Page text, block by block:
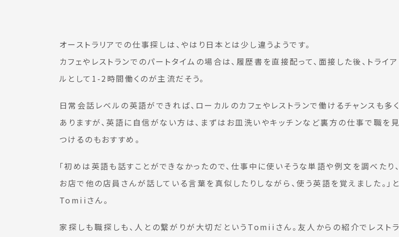
オーストラリアでの仕事探しは、やはり日本とは少し違うようです。
カフェやレストランでのパートタイムの場合は、履歴書を直接配って、面接した後、トライア
ルとして1-2時間働くのが主流だそう。
日常会話レベルの英語ができれば、ローカルのカフェやレストランで働けるチャンスも多く
ありますが、英語に自信がない方は、まずはお皿洗いやキッチンなど裏方の仕事で職を見
つけるのもおすすめ。
「初めは英語も話すことができなかったので、仕事中に使いそうな単語や例文を調べたり、
お店で他の店員さんが話している言葉を真似したりしながら、使う英語を覚えました。」と
Tomiiさん。
家探しも職探しも、人との繋がりが大切だというTomiiさん。友人からの紹介でレストラ